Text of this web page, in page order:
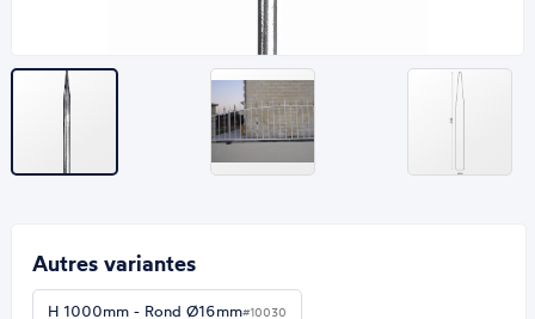
Autres variantes
H 1000mm - Rond Ø16mm#10030